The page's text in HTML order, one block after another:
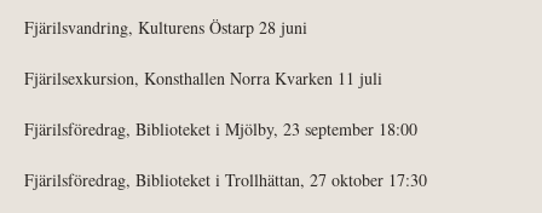
Fjärilsvandring, Kulturens Östarp 28 juni
Fjärilsexkursion, Konsthallen Norra Kvarken 11 juli
Fjärilsföredrag, Biblioteket i Mjölby, 23 september 18:00
Fjärilsföredrag, Biblioteket i Trollhättan, 27 oktober 17:30